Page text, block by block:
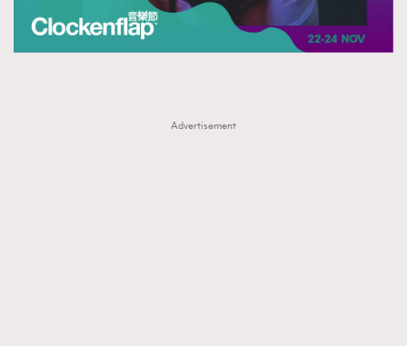
Advertisement